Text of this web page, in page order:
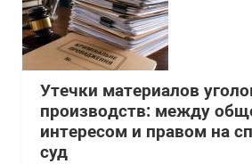
Утечки материалов
производств: между
интересом и правом на
суд